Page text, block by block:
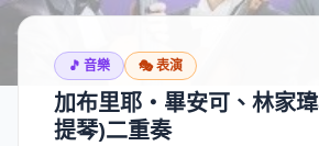
🎵 音樂 🎭表演
加布里耶・畢安可、林家
提琴)二重奏